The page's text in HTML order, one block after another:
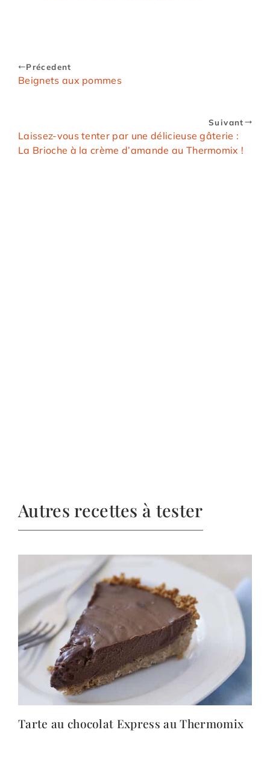
Précedent
Beignets aux pommes
Suivant
Laissez-vous tenter par une délicieuse gâterie :
La Brioche à la crème d’amande au Thermomix !
Autres recettes à tester
Tarte au chocolat Express au Thermomix